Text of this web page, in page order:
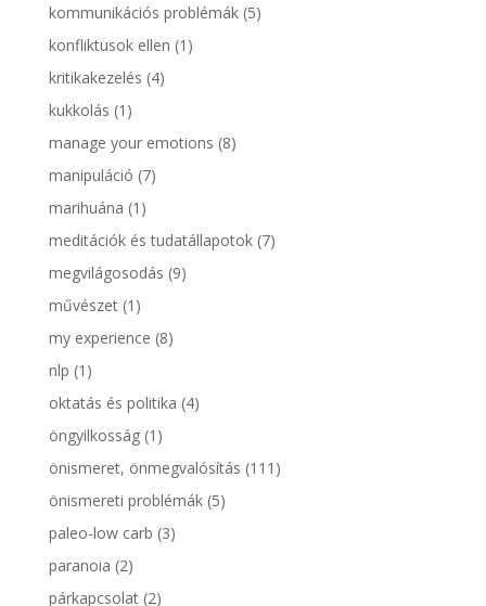
kommunikációs problémák(5)
konfliktusok ellen (1)
kritikakezelés (4)
kukkolás (1)
manage your emotions (8)
manipuláció (7)
marihuána (1)
meditációk és tudatállapotok(7)
megvilágosodás (9)
művészet(1)
my experience (8)
nlp (1)
oktatás és politika (4)
öngyilkosság(1)
önismeret, önmegvalósítás (111)
önismereti problémák(5)
paleo-low carb (3)
paranoia (2)
párkapcsolat(2)